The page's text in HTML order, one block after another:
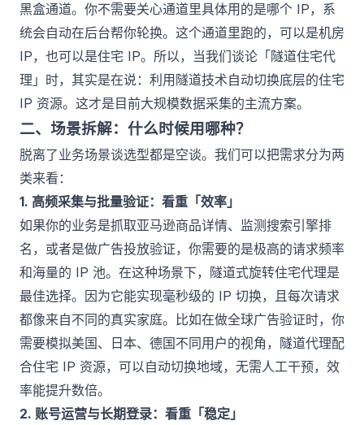
黑盒通道。你不需要关心通道里具体用的是哪个 IP，系
统会自动在后台帮你轮换。这个通道里跑的，可以是机房
IP，也可以是住宅 IP。所以，当我们谈论「隧道住宅代
理」时，其实是在说：利用隧道技术自动切换底层的住宅
IP 资源。这才是目前大规模数据采集的主流方案。
二、场景拆解：什么时候用哪种？
脱离了业务场景谈选型都是空谈。我们可以把需求分为两
类来看：
1. 高频采集与批量验证：看重「效率」
如果你的业务是抓取亚马逊商品详情、监测搜索引擎排
名，或者是做广告投放验证，你需要的是极高的请求频率
和海量的 IP 池。在这种场景下，隧道式旋转住宅代理是
最佳选择。因为它能实现毫秒级的 IP 切换，且每次请求
都像来自不同的真实家庭。比如在做全球广告验证时，你
需要模拟美国、日本、德国不同用户的视角，隧道代理配
合住宅 IP 资源，可以自动切换地域，无需人工干预，效
率能提升数倍。
2. 账号运营与长期登录：看重「稳定」